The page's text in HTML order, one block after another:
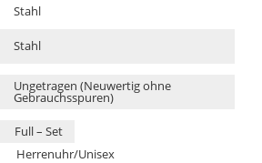
Stahl
Stahl
Ungetragen (Neuwertig ohne
Gebrauchsspuren)
Full – Set
Herrenuhr/Unisex